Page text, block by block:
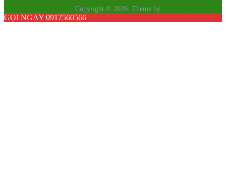
Copyright © 2026. Theme by
GỌI NGAY 0917560566